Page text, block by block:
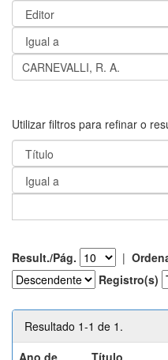
Utilizar filtros para refinar o
Result./Pág. |
Registro(s)
Resultado 1-1 de 1.
Ano de
Título